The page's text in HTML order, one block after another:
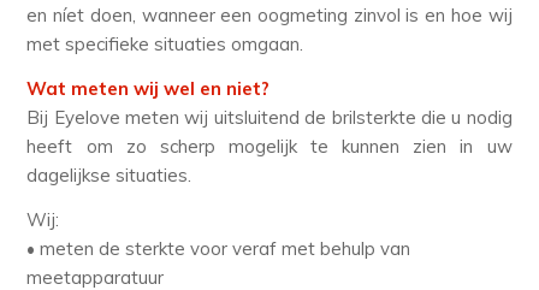
en níet doen, wanneer een oogmeting zinvol is en hoe wij
met specifieke situaties omgaan.
Wat meten wij wel en niet?
Bij Eyelove meten wij uitsluitend de brilsterkte die u nodig
heeft om zo scherp mogelijk te kunnen zien in uw
dagelijkse situaties.
Wij:
• meten de sterkte voor veraf met behulp van
meetapparatuur